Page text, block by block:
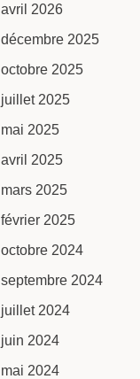
avril 2026
décembre 2025
octobre 2025
juillet 2025
mai 2025
avril 2025
mars 2025
février 2025
octobre 2024
septembre 2024
juillet 2024
juin 2024
mai 2024